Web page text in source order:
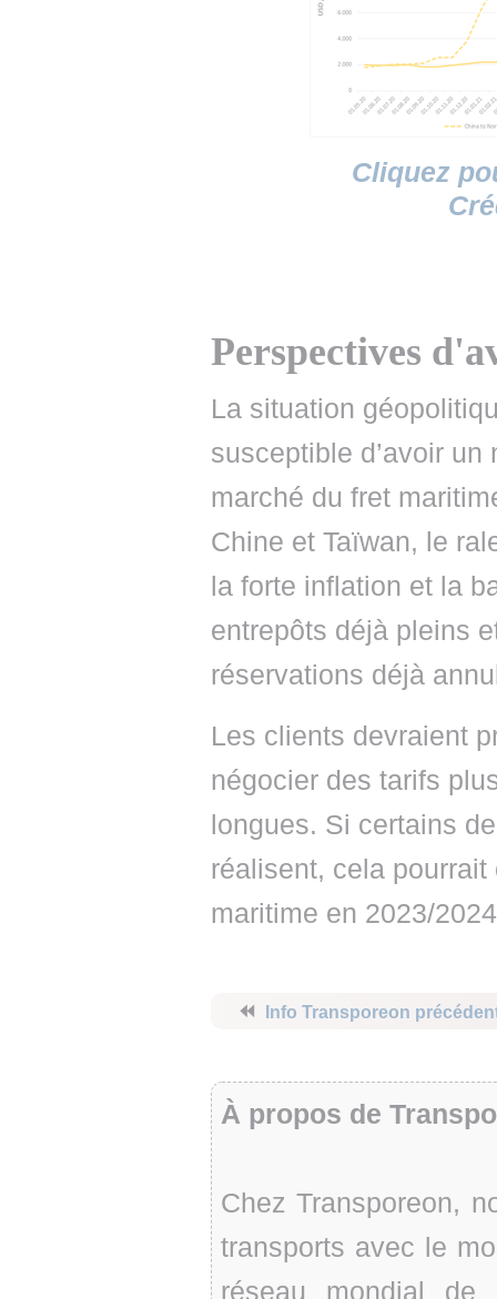
Cliquez
Perspectives
La situation
susceptible d’avoir
marché du fret
Chine et Taïwan, le
la forte inflation et la
entrepôts déjà pleins
réservations déjà
Les clients devraient
négocier des tarifs
longues. Si certains
réalisent, cela
maritime en 2023/
⏪ Info Transporeon
À propos de
Chez Transporeon,
transports avec le
réseau mondial